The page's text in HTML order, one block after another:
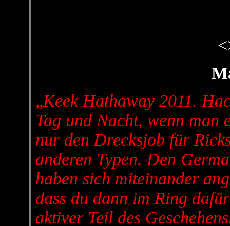
„Keek Hathaway 2011.
Tag und Nacht, wenn man
nur den Drecksjob für
anderen Typen. Den
haben sich miteinander
dass du dann im Ring
aktiver Teil des